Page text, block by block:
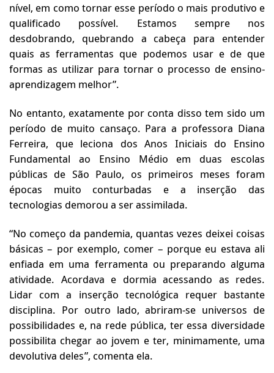
nível, em como tornar esse período o mais produtivo e
qualificado possível. Estamos sempre nos
desdobrando, quebrando a cabeça para entender
quais as ferramentas que podemos usar e de que
formas as utilizar para tornar o processo de ensino-
aprendizagem melhor”.
No entanto, exatamente por conta disso tem sido um
período de muito cansaço. Para a professora Diana
Ferreira, que leciona dos Anos Iniciais do Ensino
Fundamental ao Ensino Médio em duas escolas
públicas de São Paulo, os primeiros meses foram
épocas muito conturbadas e a inserção das
tecnologias demorou a ser assimilada.
“No começo da pandemia, quantas vezes deixei coisas
básicas – por exemplo, comer – porque eu estava ali
enfiada em uma ferramenta ou preparando alguma
atividade. Acordava e dormia acessando as redes.
Lidar com a inserção tecnológica requer bastante
disciplina. Por outro lado, abriram-se universos de
possibilidades e, na rede pública, ter essa diversidade
possibilita chegar ao jovem e ter, minimamente, uma
devolutiva deles”, comenta ela.